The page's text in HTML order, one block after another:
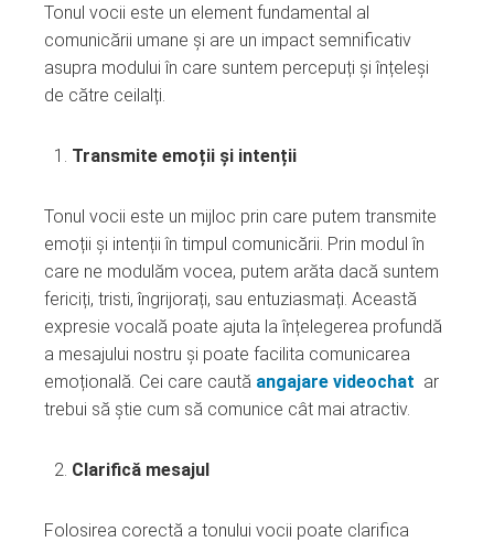
Tonul vocii este un element fundamental al
comunicării umane și are un impact semnificativ
asupra modului în care suntem percepuți și înțeleși
de către ceilalți.
Transmite emoții și intenții
Tonul vocii este un mijloc prin care putem transmite
emoții și intenții în timpul comunicării. Prin modul în
care ne modulăm vocea, putem arăta dacă suntem
fericiți, tristi, îngrijorați, sau entuziasmați. Această
expresie vocală poate ajuta la înțelegerea profundă
a mesajului nostru și poate facilita comunicarea
emoțională. Cei care caută angajare videochat ar
trebui să știe cum să comunice cât mai atractiv.
Clarifică mesajul
Folosirea corectă a tonului vocii poate clarifica